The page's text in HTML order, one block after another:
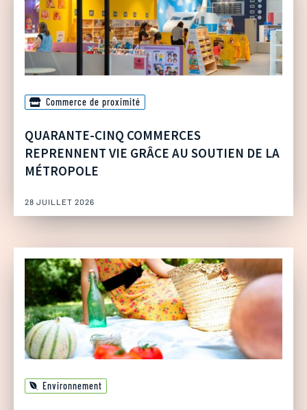
Commerce de proximité
QUARANTE-CINQ COMMERCES
REPRENNENT VIE GRÂCE AU SOUTIEN DE LA
MÉTROPOLE
28 JUILLET 2026
Environnement